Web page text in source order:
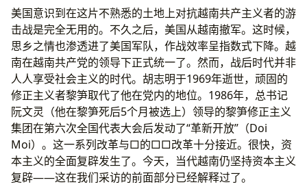
美国意识到在这片不熟悉的土地上对抗越南共产主义者的游
击战是完全无用的。不久之后，美国从越南撤军。这时候，
思乡之情也渗透进了美国军队，作战效率呈指数式下降。越
南在越南共产党的领导下正式统一了。然而，战后时代并非
人人享受社会主义的时代。胡志明于1969年逝世，顽固的
修正主义者黎笋取代了他在党内的地位。1986年，总书记
阮文灵（他在黎笋死后5个月被选上）领导的黎笋修正主义
集团在第六次全国代表大会后发动了“革新开放”（Doi
Moi）。这一系列改革与□的□□改革十分接近。很快，资
本主义的全面复辟发生了。今天，当代越南仍坚持资本主义
复辟——这在我们采访的前面部分已经解释过了。